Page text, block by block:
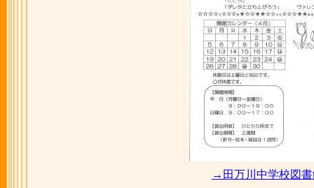
→田万川中学校図